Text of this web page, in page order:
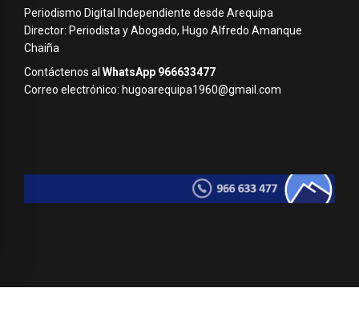
Periodismo Digital Independiente desde Arequipa
Director: Periodista y Abogado, Hugo Alfredo Amanque
Chaiña
Contáctenos al WhatsApp 966633477
Correo electrónico: hugoarequipa1960@gmail.com